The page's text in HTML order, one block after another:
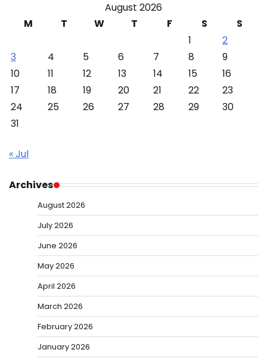
August 2026
M
T W T F S
S
1
2
3
4 5 6 7 8
9
10
11 12 13 14 15
16
17
18 19 20 21 22
23
24
25 26 27 28 29
30
31
« Jul
Archives
August 2026
July 2026
June 2026
May 2026
April 2026
March 2026
February 2026
January 2026